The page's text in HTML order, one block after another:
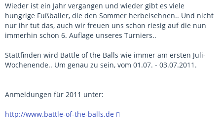
Wieder ist ein Jahr vergangen und wieder gibt es viele
hungrige Fußballer, die den Sommer herbeisehnen.. Und nicht
nur ihr tut das, auch wir freuen uns schon riesig auf die nun
immerhin schon 6. Auflage unseres Turniers..
Stattfinden wird Battle of the Balls wie immer am ersten Juli-
Wochenende.. Um genau zu sein, vom 01.07. - 03.07.2011.
Anmeldungen für 2011 unter:
http://www.battle-of-the-balls.de